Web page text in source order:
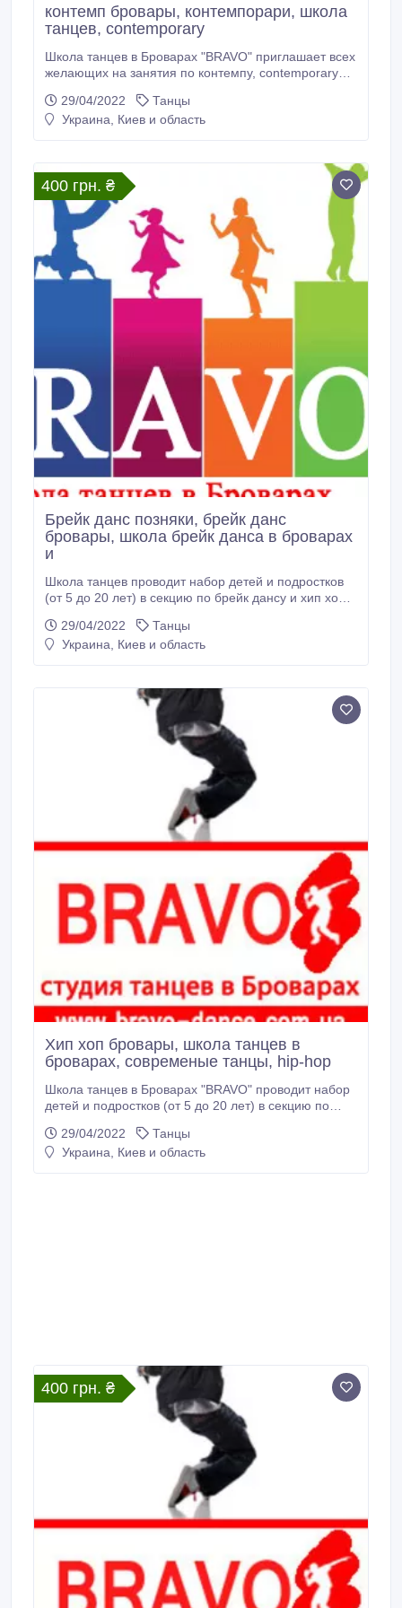
контемп бровары, контемпорари, школа
танцев, contemporary
Школа танцев в Броварах "BRAVO" приглашает всех
желающих на занятия по контемпу, contemporary
танце. ждем всех желающих по адресу: г. Бровары,
ул. Гагарина, 16 (2 этаж) на одном этаже с курсами
29/04/2022
Танцы
Украина, Киев и область
400 грн. ₴
Брейк данс позняки, брейк данс
бровары, школа брейк данса в броварах
и
Школа танцев проводит набор детей и подростков
(от 5 до 20 лет) в секцию по брейк дансу и хип хопу.
индивидуальный подход к физической нагрузке,
возможность выступлений на телеканалах и участие
29/04/2022
Танцы
Украина, Киев и область
Хип хоп бровары, школа танцев в
броварах, современые танцы, hip-hop
Школа танцев в Броварах "BRAVO" проводит набор
детей и подростков (от 5 до 20 лет) в секцию по
красиво танцевать, быть в центре любого танцпола.
У нас есть следующие программы обучения:
29/04/2022
Танцы
Украина, Киев и область
400 грн. ₴